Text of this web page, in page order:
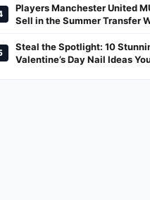
And Where To
Players Manchester United
Sell in the Summer Transfer
Steal the Spotlight: 10
Valentine’s Day Nail Ideas